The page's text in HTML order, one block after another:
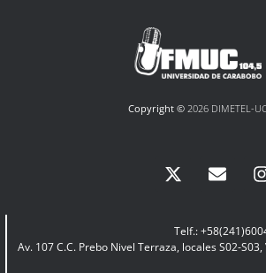
Copyright © 2026 DIMETEL-
Telf.:
Av. 107 C.C. Prebo Nivel Terraza, locales S02-